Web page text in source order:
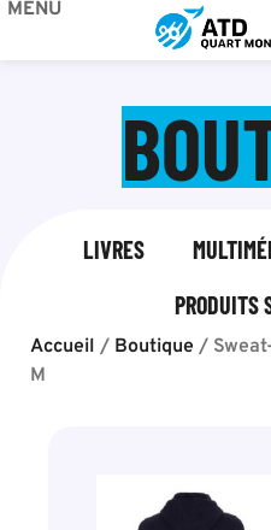
MENU
LIVRES
PRODUITS
Accueil / Boutique /
M